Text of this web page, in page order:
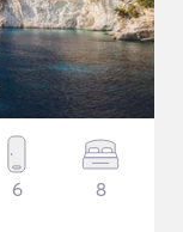
6 8